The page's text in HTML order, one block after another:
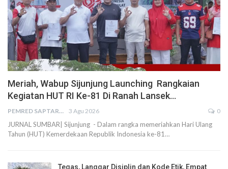
Meriah, Wabup Sijunjung Launching Rangkaian
Kegiatan HUT RI Ke-81 Di Ranah Lansek…
PEMRED SAPTARIUS 3 Agu 2026 0
JURNAL SUMBAR| Sijunjung - Dalam rangka memeriahkan Hari Ulang
Tahun (HUT) Kemerdekaan Republik Indonesia ke-81…
Tegas, Langgar Disiplin dan Kode Etik, Empat